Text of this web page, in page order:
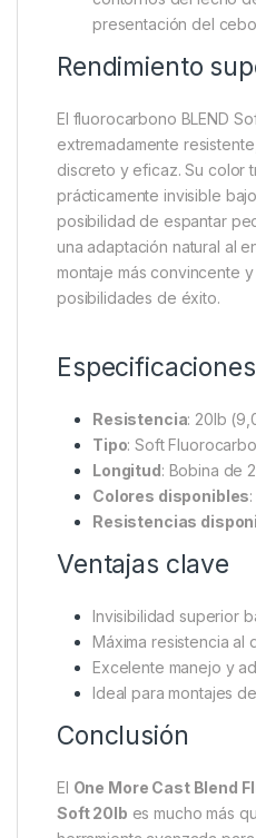
presentación del
Rendimiento
El fluorocarbono BLEND
extremadamente
discreto y eficaz. Su color
prácticamente invisible
posibilidad de espantar
una adaptación natural al
montaje más convincente
posibilidades de éxito.
Resistencia: 20lb
Tipo: Soft
Longitud: Bobina de
Colores disponibles
Resistencias
Ventajas clave
Invisibilidad superior
Máxima resistencia al
Excelente manejo y
Ideal para montajes
Conclusión
El One More Cast Blend
Soft 20lb es mucho más